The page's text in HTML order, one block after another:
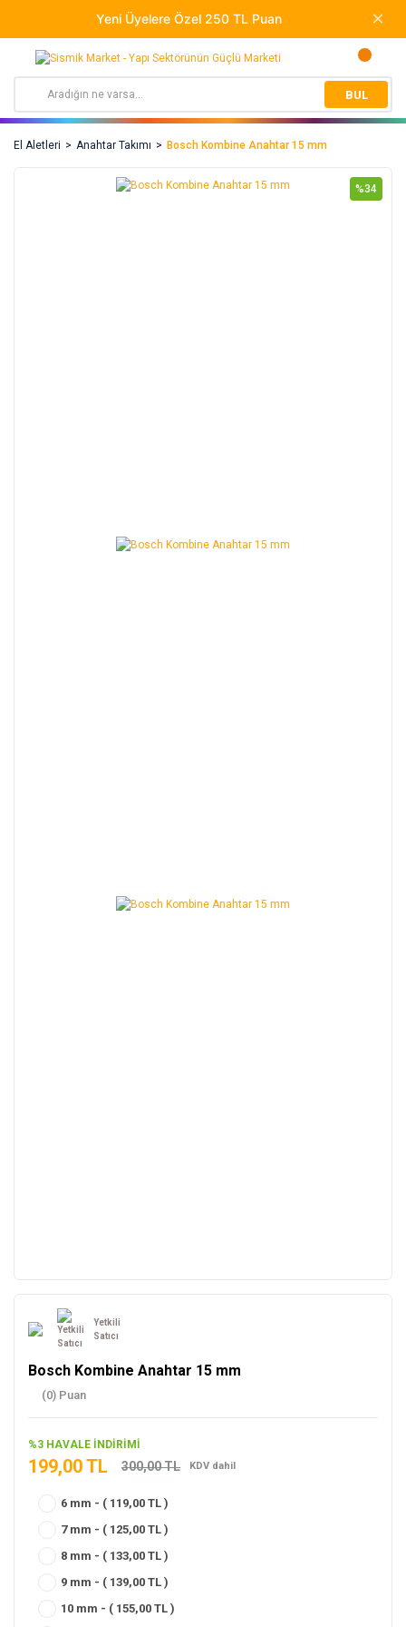
BUL
El Aletleri Anahtar Takımı Bosch Kombine Anahtar 15 mm
%34
Yetkili
Satıcı
Bosch Kombine Anahtar 15 mm
(0) Puan
%3 HAVALE İNDİRİMİ
199,00 TL 300,00 TL KDV dahil
6 mm - ( 119,00 TL )
7 mm - ( 125,00 TL )
8 mm - ( 133,00 TL )
9 mm - ( 139,00 TL )
10 mm - ( 155,00 TL )